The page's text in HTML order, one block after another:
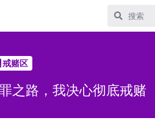
戒赌区
之路，我决心彻底戒赌